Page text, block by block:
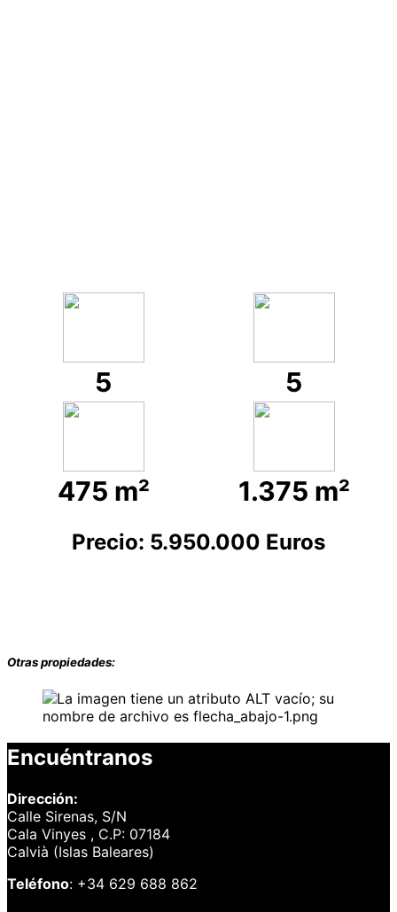
5 5
475 m² 1.375 m²
Precio: 5.950.000 Euros
Otras propiedades:
Encuéntranos
Dirección:
Calle Sirenas, S/N
Cala Vinyes , C.P: 07184
Calvià (Islas Baleares)
Teléfono: +34 629 688 862